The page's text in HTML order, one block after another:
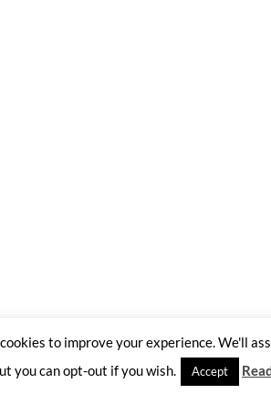
to improve your experience. We'll
you can opt-out if you wish.
Accept